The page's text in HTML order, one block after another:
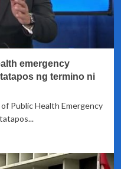
emergency
ng termino ni
Public Health Emergency